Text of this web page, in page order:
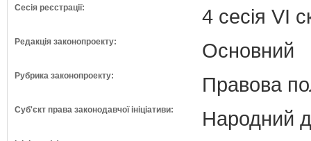
Сесія реєстрації: 4 сесія VI
Редакція законопроекту: Основний
Рубрика законопроекту: Правова
Суб'єкт права законодавчої ініціативи: Народний